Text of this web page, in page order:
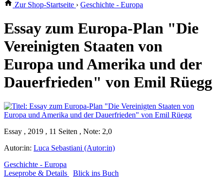
Zur Shop-Startseite › Geschichte - Europa
Essay zum Europa-Plan "Die
Vereinigten Staaten von
Europa und Amerika und der
Dauerfrieden" von Emil Rüegg
Essay , 2019 , 11 Seiten , Note: 2,0
Autor:in: Luca Sebastiani (Autor:in)
Geschichte - Europa
Leseprobe & Details
Blick ins Buch